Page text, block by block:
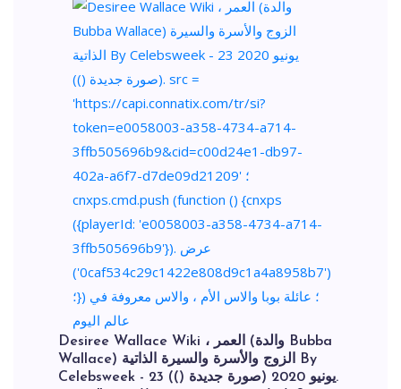
Desiree Wallace Wiki ، العمر (والدة Bubba
Wallace) الزوج والأسرة والسيرة الذاتية By
Celebsweek - 23 يونيو 2020 (صورة جديدة ()).